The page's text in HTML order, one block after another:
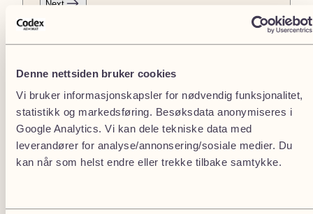
Denne nettsiden bruker cookies
Vi bruker informasjonskapsler for nødvendig funksjonalitet,
statistikk og markedsføring. Besøksdata anonymiseres i
Google Analytics. Vi kan dele tekniske data med
leverandører for analyse/annonsering/sosiale medier. Du
kan når som helst endre eller trekke tilbake samtykke.
Next
0108 Oslo
Pb. 8744, St. Olavsplass
0028 Oslo
arbeidsrettsadvokater@codex.no